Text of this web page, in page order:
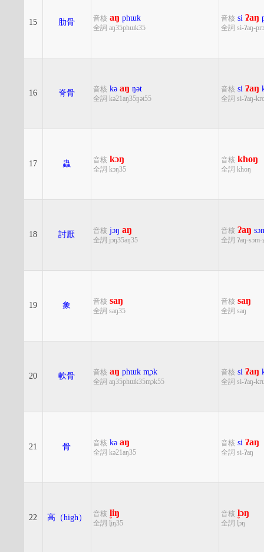
15 肋骨 音核 aŋ phɯk
全詞 aŋ35phɯk35
音核 si ʔaŋ
全詞 si-ʔaŋ-
16 脊骨 音核 kə aŋ ŋət
全詞 kə21aŋ35ŋət55
音核 si ʔaŋ
全詞 si-ʔaŋ-
17 蟲 音核 kɔŋ
全詞 kɔŋ35
音核 khoŋ
全詞 khoŋ
18 討厭 音核 jɔŋ aŋ
全詞 jɔŋ35aŋ35
音核 ʔaŋ
全詞 ʔaŋ-sɔm-
19 象 音核 saŋ
全詞 saŋ35
音核 saŋ
全詞 saŋ
20 軟骨 音核 aŋ phɯk m̥ɔk
全詞 aŋ35phɯk35m̥ɔk55
音核 si ʔaŋ
全詞 si-ʔaŋ-
21 骨 音核 kə aŋ
全詞 kə21aŋ35
音核 si ʔaŋ
全詞 si-ʔaŋ
22 高（high） 音核 l̥iŋ
全詞 l̥iŋ35
音核 l̥ɔŋ
全詞 l̥ɔŋ